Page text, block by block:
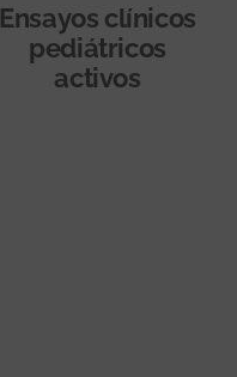
Ensayos clínicos
pediátricos
activos